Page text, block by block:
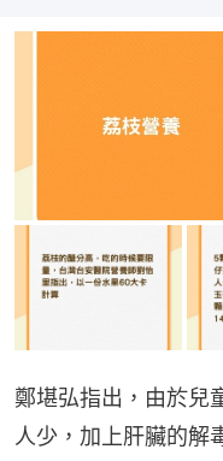
鄭堪弘指出，由於兒
人少，加上肝臟的解